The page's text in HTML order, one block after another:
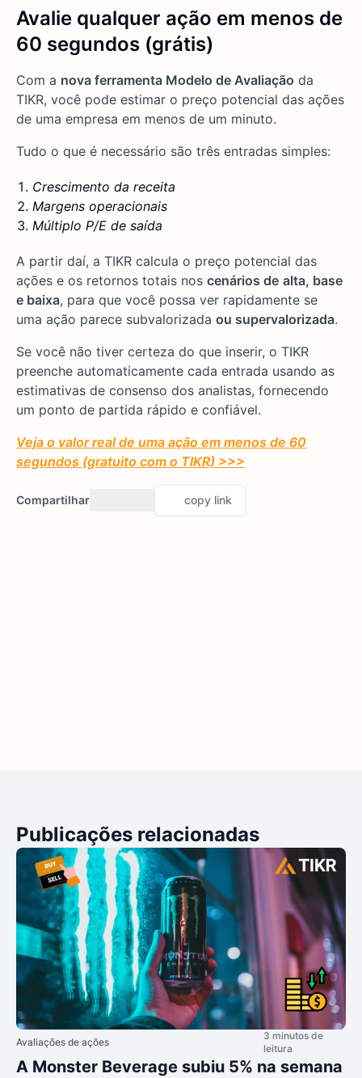
Avalie qualquer ação em menos de
60 segundos (grátis)
Com a nova ferramenta Modelo de Avaliação da
TIKR, você pode estimar o preço potencial das ações
de uma empresa em menos de um minuto.
Tudo o que é necessário são três entradas simples:
Crescimento da receita
Margens operacionais
Múltiplo P/E de saída
A partir daí, a TIKR calcula o preço potencial das
ações e os retornos totais nos cenários de alta, base
e baixa, para que você possa ver rapidamente se
uma ação parece subvalorizada ou supervalorizada.
Se você não tiver certeza do que inserir, o TIKR
preenche automaticamente cada entrada usando as
estimativas de consenso dos analistas, fornecendo
um ponto de partida rápido e confiável.
Veja o valor real de uma ação em menos de 60
segundos (gratuito com o TIKR) >>>
Compartilhar copy link
Publicações relacionadas
Avaliações de ações
3 minutos de
leitura
A Monster Beverage subiu 5% na semana